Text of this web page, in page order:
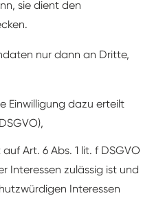
sie dient den
nur dann an Dritte,
Einwilligung dazu erteilt
Art. 6 Abs. 1 lit. f DSGVO
Interessen zulässig ist und
Interessen